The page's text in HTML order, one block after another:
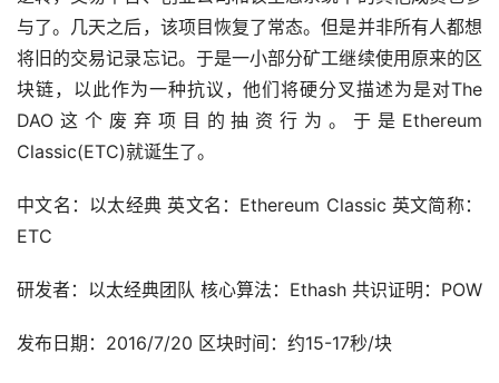
与了。几天之后，该项目恢复了常态。但是并非所有人都想
将旧的交易记录忘记。于是一小部分矿工继续使用原来的区
块链，以此作为一种抗议，他们将硬分叉描述为是对The
DAO这个废弃项目的抽资行为。于是Ethereum
Classic(ETC)就诞生了。
中文名：以太经典 英文名：Ethereum Classic 英文简称：
ETC
研发者：以太经典团队 核心算法：Ethash 共识证明：POW
发布日期：2016/7/20 区块时间：约15-17秒/块